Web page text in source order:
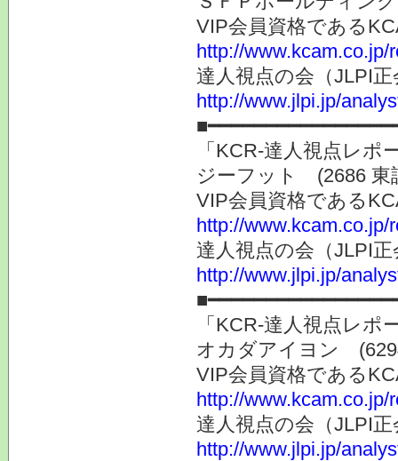
VIP会員資格である
http://www.kcam.co.jp/
達人視点の会（JLPI
http://www.jlpi.jp/
「KCR-達人視点レ
ジーフット (2686 東
VIP会員資格である
http://www.kcam.co.jp/
達人視点の会（JLPI
http://www.jlpi.jp/
「KCR-達人視点レ
オカダアイヨン
VIP会員資格である
http://www.kcam.co.jp/
達人視点の会（JLPI
http://www.jlpi.jp/